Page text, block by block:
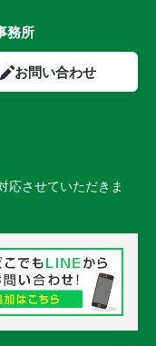
務所
お問い合わせ
応させていただきま